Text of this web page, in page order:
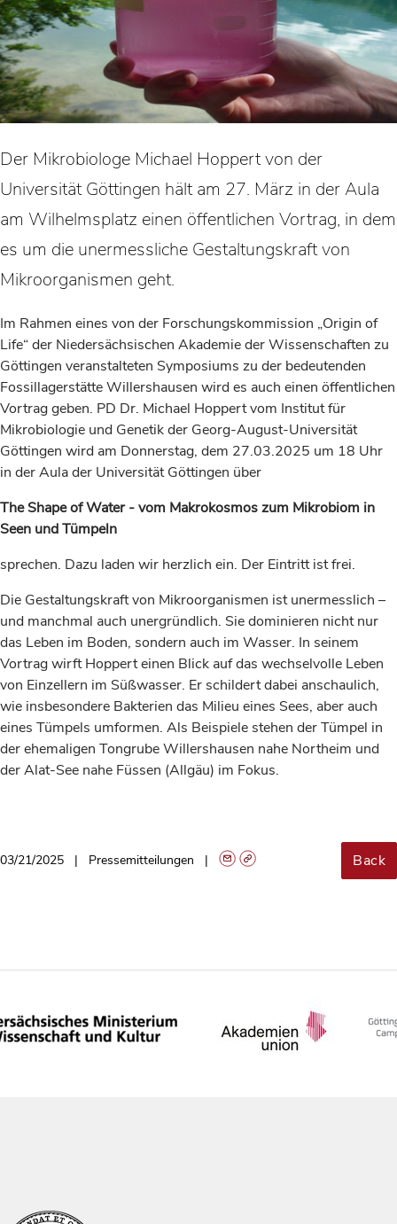
Der Mikrobiologe Michael Hoppert von der
Universität Göttingen hält am 27. März in der Aula
am Wilhelmsplatz einen öffentlichen Vortrag, in dem
es um die unermessliche Gestaltungskraft von
Mikroorganismen geht.
Im Rahmen eines von der Forschungskommission „Origin of
Life“ der Niedersächsischen Akademie der Wissenschaften zu
Göttingen veranstalteten Symposiums zu der bedeutenden
Fossillagerstätte Willershausen wird es auch einen öffentlichen
Vortrag geben. PD Dr. Michael Hoppert vom Institut für
Mikrobiologie und Genetik der Georg-August-Universität
Göttingen wird am Donnerstag, dem 27.03.2025 um 18 Uhr
in der Aula der Universität Göttingen über
The Shape of Water - vom Makrokosmos zum Mikrobiom in
Seen und Tümpeln
sprechen. Dazu laden wir herzlich ein. Der Eintritt ist frei.
Die Gestaltungskraft von Mikroorganismen ist unermesslich –
und manchmal auch unergründlich. Sie dominieren nicht nur
das Leben im Boden, sondern auch im Wasser. In seinem
Vortrag wirft Hoppert einen Blick auf das wechselvolle Leben
von Einzellern im Süßwasser. Er schildert dabei anschaulich,
wie insbesondere Bakterien das Milieu eines Sees, aber auch
eines Tümpels umformen. Als Beispiele stehen der Tümpel in
der ehemaligen Tongrube Willershausen nahe Northeim und
der Alat-See nahe Füssen (Allgäu) im Fokus.
03/21/2025 Pressemitteilungen Back